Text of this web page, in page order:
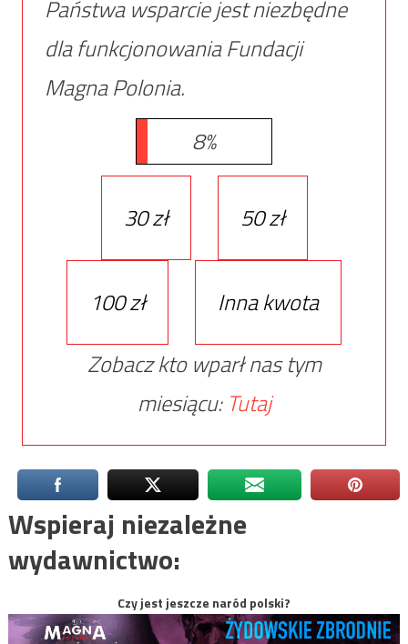
Państwa wsparcie jest niezbędne
dla funkcjonowania Fundacji
Magna Polonia.
8%
30 zł 50 zł
100 zł
Inna kwota
Zobacz kto wparł nas tym
miesiącu: Tutaj
Wspieraj niezależne
wydawnictwo:
Czy jest jeszcze naród polski?